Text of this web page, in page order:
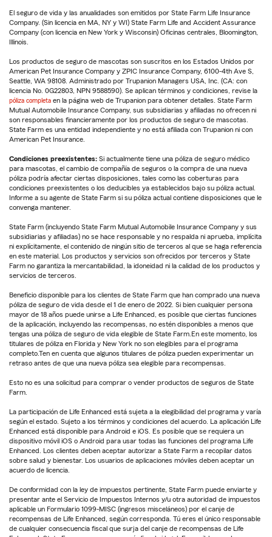
El seguro de vida y las anualidades son emitidos por State Farm Life Insurance
Company. (Sin licencia en MA, NY y WI) State Farm Life and Accident Assurance
Company (con licencia en New York y Wisconsin) Oficinas centrales, Bloomington,
Illinois.
Los productos de seguro de mascotas son suscritos en los Estados Unidos por
American Pet Insurance Company y ZPIC Insurance Company, 6100-4th Ave S,
Seattle, WA 98108. Administrado por Trupanion Managers USA, Inc. (CA: con
licencia No. 0G22803, NPN 9588590). Se aplican términos y condiciones, revise la
póliza completa en la página web de Trupanion para obtener detalles. State Farm
Mutual Automobile Insurance Company, sus subsidiarias y afiliadas no ofrecen ni
son responsables financieramente por los productos de seguro de mascotas.
State Farm es una entidad independiente y no está afiliada con Trupanion ni con
American Pet Insurance.
Condiciones preexistentes: Si actualmente tiene una póliza de seguro médico
para mascotas, el cambio de compañía de seguros o la compra de una nueva
póliza podría afectar ciertas disposiciones, tales como las coberturas para
condiciones preexistentes o los deducibles ya establecidos bajo su póliza actual.
Informe a su agente de State Farm si su póliza actual contiene disposiciones que le
convenga mantener.
State Farm (incluyendo State Farm Mutual Automobile Insurance Company y sus
subsidiarias y afiliadas) no se hace responsable y no respalda ni aprueba, implícita
ni explícitamente, el contenido de ningún sitio de terceros al que se haga referencia
en este material. Los productos y servicios son ofrecidos por terceros y State
Farm no garantiza la mercantabilidad, la idoneidad ni la calidad de los productos y
servicios de terceros.
Beneficio disponible para los clientes de State Farm que han comprado una nueva
póliza de seguro de vida desde el 1 de enero de 2022. Si bien cualquier persona
mayor de 18 años puede unirse a Life Enhanced, es posible que ciertas funciones
de la aplicación, incluyendo las recompensas, no estén disponibles a menos que
tengas una póliza de seguro de vida elegible de State Farm.En este momento, los
titulares de póliza en Florida y New York no son elegibles para el programa
completo.Ten en cuenta que algunos titulares de póliza pueden experimentar un
retraso antes de que una nueva póliza sea elegible para recompensas.
Esto no es una solicitud para comprar o vender productos de seguros de State
Farm.
La participación de Life Enhanced está sujeta a la elegibilidad del programa y varía
según el estado. Sujeto a los términos y condiciones del acuerdo. La aplicación Life
Enhanced está disponible para Android e iOS. Es posible que se requiera un
dispositivo móvil iOS o Android para usar todas las funciones del programa Life
Enhanced. Los clientes deben aceptar autorizar a State Farm a recopilar datos
sobre salud y bienestar. Los usuarios de aplicaciones móviles deben aceptar un
acuerdo de licencia.
De conformidad con la ley de impuestos pertinente, State Farm puede enviarte y
presentar ante el Servicio de Impuestos Internos y/u otra autoridad de impuestos
aplicable un Formulario 1099-MISC (ingresos misceláneos) por el canje de
recompensas de Life Enhanced, según corresponda. Tú eres el único responsable
de cualquier consecuencia fiscal que surja del canje de recompensas de Life